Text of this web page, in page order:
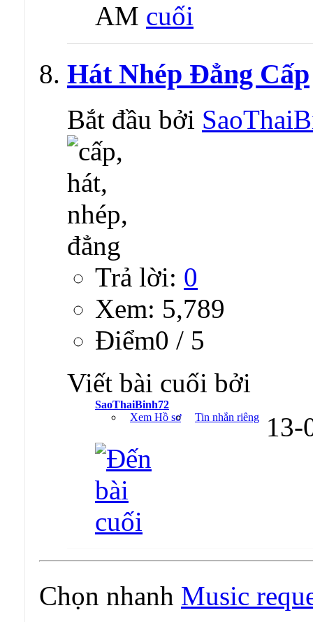
AM
Hát Nhép Đẳng Cấp
Bắt đầu bởi
Trả lời: 0
Xem: 5,789
Ðiểm0 / 5
Viết bài cuối bởi
SaoThaiBinh72
Xem Hồ sơ
Tin nhắn riêng 13-
Chọn nhanh Music